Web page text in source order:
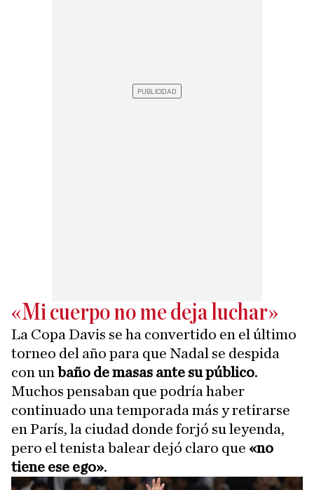
«Mi cuerpo no me deja luchar»
La Copa Davis se ha convertido en el último
torneo del año para que Nadal se despida
con un baño de masas ante su público.
Muchos pensaban que podría haber
continuado una temporada más y retirarse
en París, la ciudad donde forjó su leyenda,
pero el tenista balear dejó claro que «no
tiene ese ego».